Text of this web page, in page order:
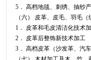
5． 高档地毯、刺绣、抽纱
（六） 皮革、皮毛、羽毛
1． 皮革和毛皮清洁化技术
2． 皮革后整饰新技术加工
3． 高档皮革（沙发革、汽